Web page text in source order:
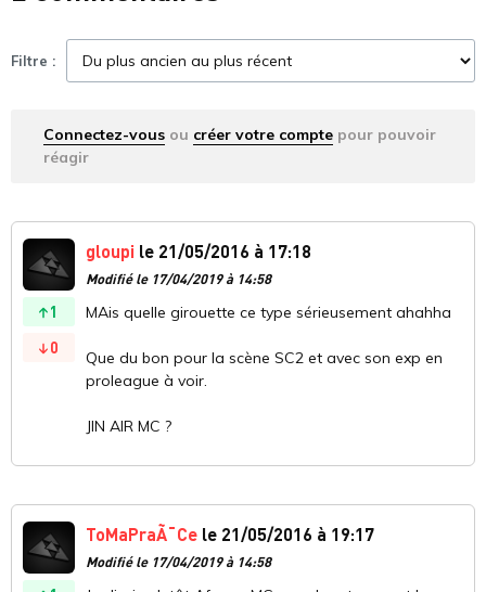
Filtre :
Connectez-vous ou créer votre compte pour pouvoir
réagir
1
0
gloupi le 21/05/2016 à 17:18
Modifié le 17/04/2019 à 14:58
MAis quelle girouette ce type sérieusement ahahha
Que du bon pour la scène SC2 et avec son exp en
proleague à voir.
JIN AIR MC ?
ToMaPraÃ¯Ce le 21/05/2016 à 19:17
Modifié le 17/04/2019 à 14:58